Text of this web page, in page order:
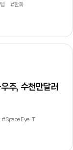
#한화
#SpaceEye-T